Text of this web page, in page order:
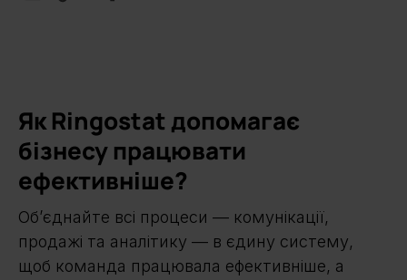
Як Ringostat допомагає
бізнесу працювати
ефективніше?
Об’єднайте всі процеси — комунікації,
продажі та аналітику — в єдину систему,
щоб команда працювала ефективніше, а